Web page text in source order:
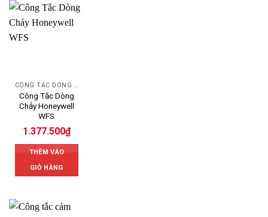
Công Tắc Dòng
Chảy Honeywell
WFS
1.377.500₫
THÊM VÀO
GIỎ HÀNG